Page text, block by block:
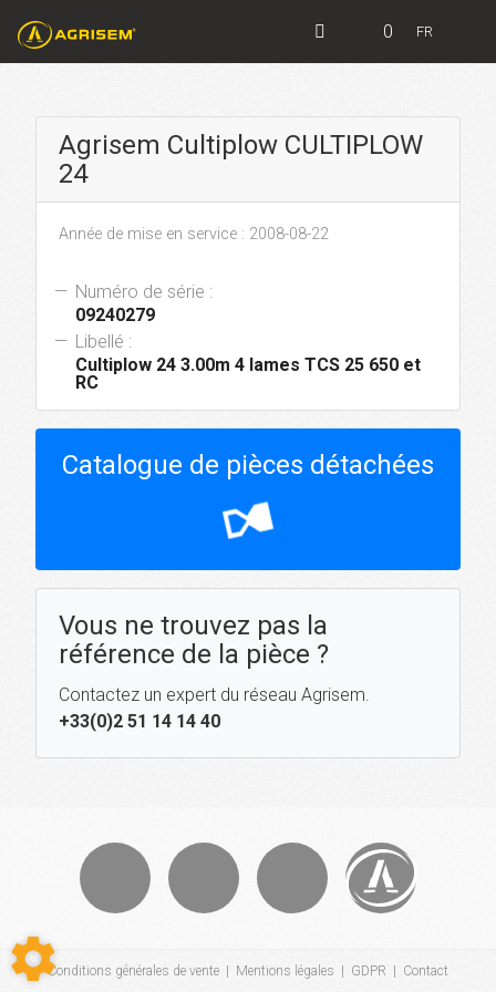
0 FR
Agrisem Cultiplow CULTIPLOW
24
Année de mise en service : 2008-08-22
Numéro de série :
09240279
Libellé :
Cultiplow 24 3.00m 4 lames TCS 25 650 et
RC
Catalogue de pièces détachées
hourglass_top
Vous ne trouvez pas la
référence de la pièce ?
Contactez un expert du réseau Agrisem.
+33(0)2 51 14 14 40
Conditions générales de vente Mentions légales GDPR Contact